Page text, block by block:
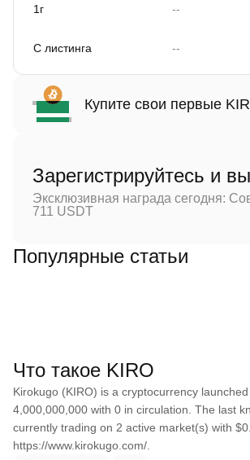
1г --
С листинга --
Купите свои первые
Зарегистрируйтесь и
Эксклюзивная награда сегодня:
711 USDT
Популярные статьи
Что такое KIRO
Kirokugo (KIRO) is a cryptocurrency
4,000,000,000 with 0 in circulation. The last
currently trading on 2 active market(s) with
https://www.kirokugo.com/.